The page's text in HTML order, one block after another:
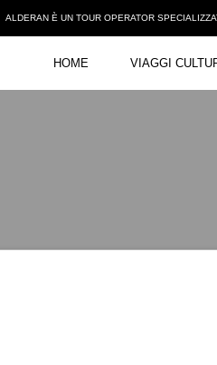
ALDERAN È UN TOUR OPERATOR
HOME VIAGGI